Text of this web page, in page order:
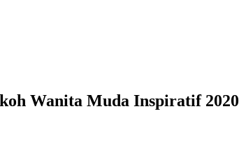
Wanita Muda Inspiratif 2020